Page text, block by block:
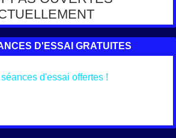
D'ESSAI GRATUITES
d'essai offertes !